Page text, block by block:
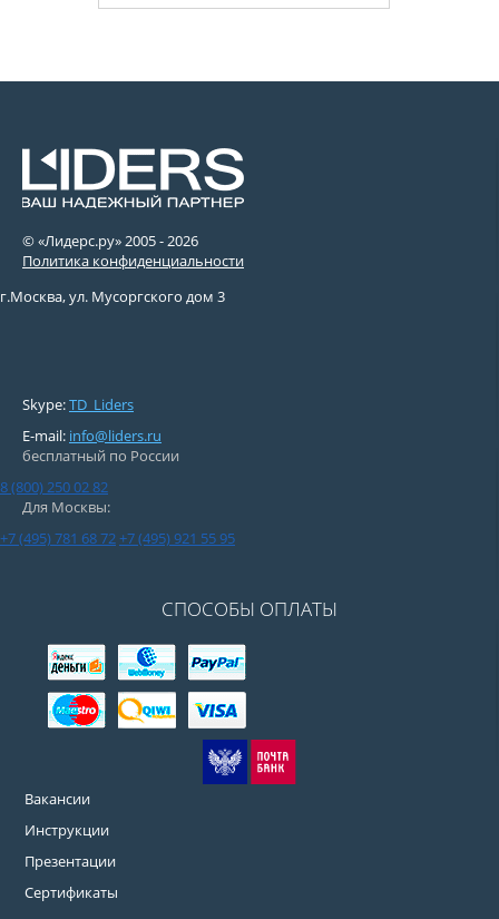
© «Лидерс.ру» 2005 -2026
Политика конфиденциальности
г.Москва, ул. Мусоргского дом 3
Skype:TD_Liders
E-mail: info@liders.ru
бесплатный по России
8 (800) 250 02 82
Для Москвы:
+7 (495) 781 68 72+7 (495) 921 55 95
СПОСОБЫ ОПЛАТЫ
Вакансии
Инструкции
Презентации
Сертификаты